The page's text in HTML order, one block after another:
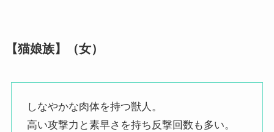
【猫娘族】（女）
しなやかな肉体を持つ獣人。
高い攻撃力と素早さを持ち反撃回数も多い。